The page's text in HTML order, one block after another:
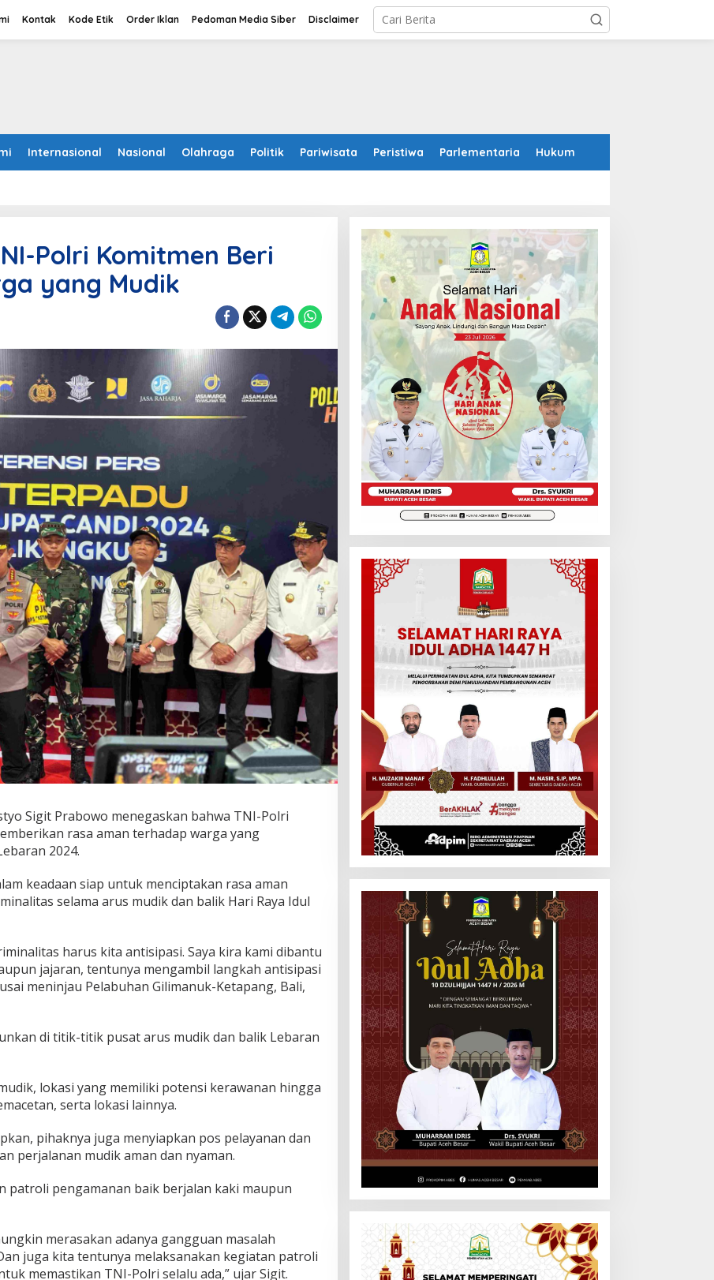
Kontak Kode Etik Order Iklan Pedoman Media Siber Disclaimer
Internasional Nasional Olahraga Politik Pariwisata Peristiwa Parlementaria Hukum
Polri Komitmen Beri
yang Mudik
Sigit Prabowo menegaskan bahwa TNI-Polri
rasa aman terhadap warga yang
2024.
keadaan siap untuk menciptakan rasa aman
selama arus mudik dan balik Hari Raya Idul
harus kita antisipasi. Saya kira kami dibantu
jajaran, tentunya mengambil langkah antisipasi
meninjau Pelabuhan Gilimanuk-Ketapang, Bali,
di titik-titik pusat arus mudik dan balik Lebaran
lokasi yang memiliki potensi kerawanan hingga
serta lokasi lainnya.
pihaknya juga menyiapkan pos pelayanan dan
perjalanan mudik aman dan nyaman.
patroli pengamanan baik berjalan kaki maupun
merasakan adanya gangguan masalah
juga kita tentunya melaksanakan kegiatan patroli
memastikan TNI-Polri selalu ada,” ujar Sigit.